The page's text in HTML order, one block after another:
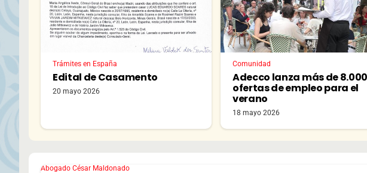
Trámites en España
Edital de Casamento
20 mayo 2026
Comunidad
Adecco lanza más de 8.000
ofertas de empleo para el
verano
18 mayo 2026
Abogado César Maldonado